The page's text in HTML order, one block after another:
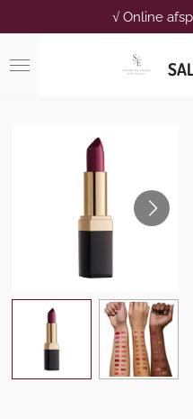
direct
naar
√ Online